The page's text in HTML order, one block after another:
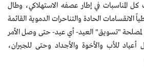
المناسبات في إطار عصفه الاستهلاكي، وطال
الانقسامات الحادة والتناحرات الدموية القائمة
لمصلحة "تسويق" العيد- أي عيد- حتى وصل الأمر
للأب والأخوة والأجداد وحتى للجيران،